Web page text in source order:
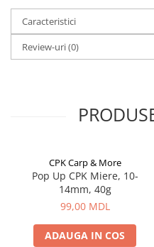
Altele
Rucsac
Accesorii conexe pescuit
Sonare
Accesorii
Aragazuri, incalzitoare
Caracteristici
Review-uri(0)
CPK Carp & More
Pop Up CPK Miere, 10-
14mm, 40g
99,00 MDL
ADAUGA IN COS